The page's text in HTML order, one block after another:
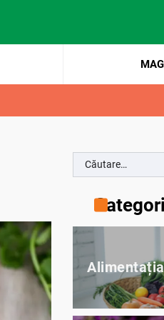
Caută
după:
Alimentația